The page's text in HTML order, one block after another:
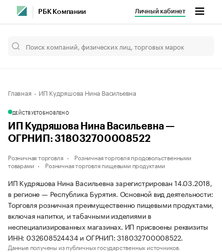
РБК Компании Личный кабинет
Главная ИП Кудряшова Нина Васильевна
ДЕЙСТВУЕТОБНОВЛЕНО
ИП Кудряшова Нина Васильевна —
ОГРНИП: 318032700008522
Розничная торговля
Розничная торговля продовольственными
товарами
Розничная торговля пищевыми продуктами
ИП Кудряшова Нина Васильевна зарегистрирован 14.03.2018,
в регионе — Республика Бурятия. Основной вид деятельности:
Торговля розничная преимущественно пищевыми продуктами,
включая напитки, и табачными изделиями в
неспециализированных магазинах. ИП присвоены реквизиты
ИНН: 032608524434 и ОГРНИП: 318032700008522.
Данные получены из публичных государственных источников.